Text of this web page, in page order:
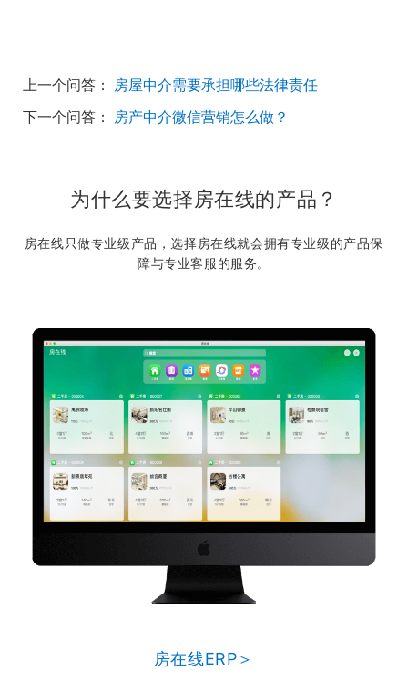
上一个问答： 房屋中介需要承担哪些法律责任
下一个问答： 房产中介微信营销怎么做？
为什么要选择房在线的产品？
房在线只做专业级产品，选择房在线就会拥有专业级的产品保
障与专业客服的服务。
房在线ERP＞